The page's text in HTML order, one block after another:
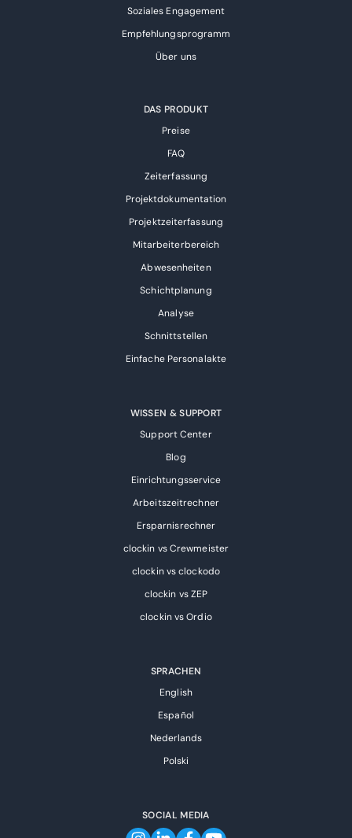
Soziales Engagement
Empfehlungsprogramm
Über uns
DAS PRODUKT
Preise
FAQ
Zeiterfassung
Projektdokumentation
Projektzeiterfassung
Mitarbeiterbereich
Abwesenheiten
Schichtplanung
Analyse
Schnittstellen
Einfache Personalakte
WISSEN & SUPPORT
Support Center
Blog
Einrichtungsservice
Arbeitszeitrechner
Ersparnisrechner
clockin vs Crewmeister
clockin vs clockodo
clockin vs ZEP
clockin vs Ordio
SPRACHEN
English
Español
Nederlands
Polski
SOCIAL MEDIA